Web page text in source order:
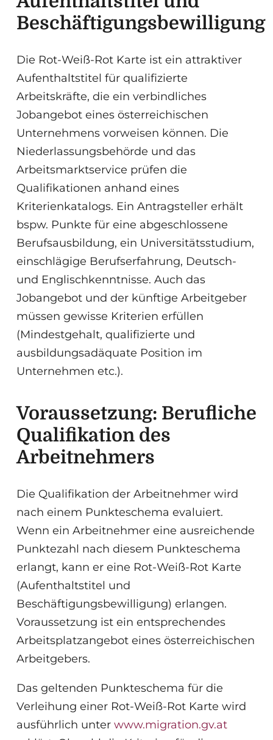
Beschäftigungsbewilligung
Die Rot-Weiß-Rot Karte ist ein attraktiver
Aufenthaltstitel für qualifizierte
Arbeitskräfte, die ein verbindliches
Jobangebot eines österreichischen
Unternehmens vorweisen können. Die
Niederlassungsbehörde und das
Arbeitsmarktservice prüfen die
Qualifikationen anhand eines
Kriterienkatalogs. Ein Antragsteller erhält
bspw. Punkte für eine abgeschlossene
Berufsausbildung, ein Universitätsstudium,
einschlägige Berufserfahrung, Deutsch-
und Englischkenntnisse. Auch das
Jobangebot und der künftige Arbeitgeber
müssen gewisse Kriterien erfüllen
(Mindestgehalt, qualifizierte und
ausbildungsadäquate Position im
Unternehmen etc.).
Voraussetzung: Berufliche
Qualifikation des
Arbeitnehmers
Die Qualifikation der Arbeitnehmer wird
nach einem Punkteschema evaluiert.
Wenn ein Arbeitnehmer eine ausreichende
Punktezahl nach diesem Punkteschema
erlangt, kann er eine Rot-Weiß-Rot Karte
(Aufenthaltstitel und
Beschäftigungsbewilligung) erlangen.
Voraussetzung ist ein entsprechendes
Arbeitsplatzangebot eines österreichischen
Arbeitgebers.
Das geltenden Punkteschema für die
Verleihung einer Rot-Weiß-Rot Karte wird
ausführlich unter www.migration.gv.at